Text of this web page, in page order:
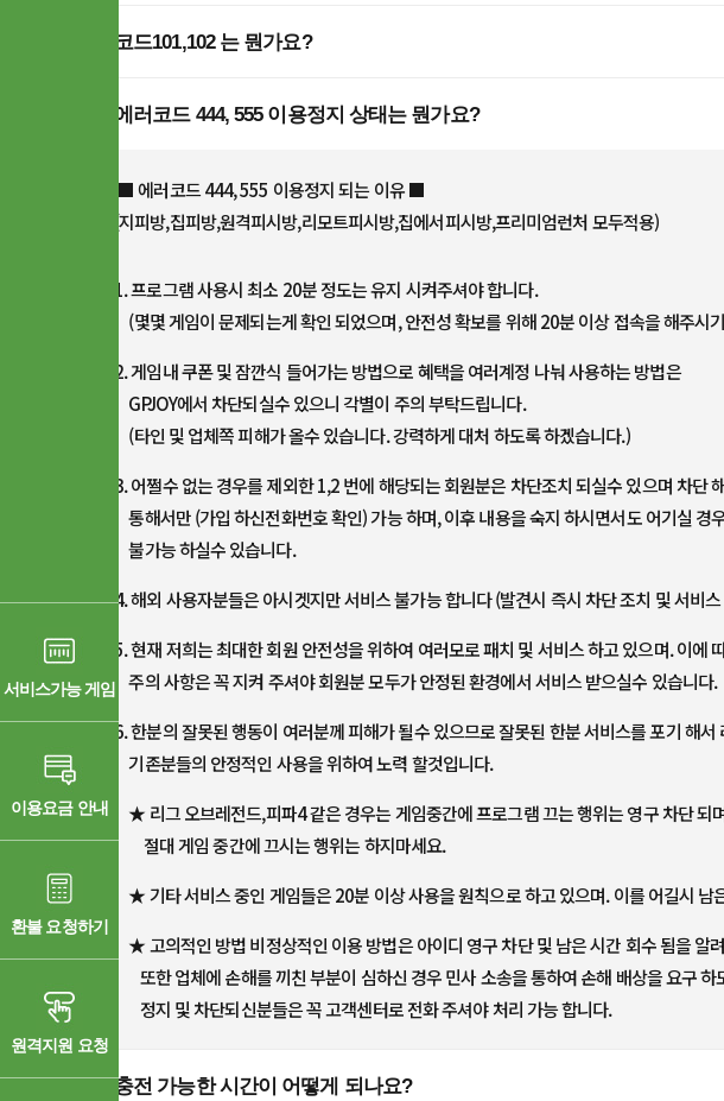
코드101,102 는 뭔가요?
에러코드 444, 555 이용정지 상태는 뭔가요?
■ 에러코드 444, 555 이용정지 되는 이유 ■
(지피방,집피방,원격피시방,리모트피시방,집에서피시방,프리미엄런처 모두적용)
1. 프로그램 사용시 최소 20분 정도는 유지 시켜주셔야 합니다.
(몇몇 게임이 문제되는게 확인 되었으며, 안전성 확보를 위해 20분 이상 접속을 해주시
2. 게임내 쿠폰 및 잠깐식 들어가는 방법으로 혜택을 여러계정 나눠 사용하는 방법은
GPJOY에서 차단되실수 있으니 각별이 주의 부탁드립니다.
(타인 및 업체쪽 피해가 올수 있습니다. 강력하게 대처 하도록 하겠습니다.)
3. 어쩔수 없는 경우를 제외한 1,2 번에 해당되는 회원분은 차단조치 되실수 있으며 차단
통해서만 (가입 하신전화번호 확인) 가능 하며, 이후 내용을 숙지 하시면서도 어기실 경
불가능 하실수 있습니다.
4. 해외 사용자분들은 아시겟지만 서비스 불가능 합니다 (발견시 즉시 차단 조치 및 서비
5. 현재 저희는 최대한 회원 안전성을 위하여 여러모로 패치 및 서비스 하고 있으며. 이에
주의 사항은 꼭 지켜 주셔야 회원분 모두가 안정된 환경에서 서비스 받으실수 있습니다.
6. 한분의 잘못된 행동이 여러분께 피해가 될수 있으므로 잘못된 한분 서비스를 포기 해서
기존분들의 안정적인 사용을 위하여 노력 할것입니다.
★ 리그 오브레전드,피파4 같은 경우는 게임중간에 프로그램 끄는 행위는 영구 차단 되
절대 게임 중간에 끄시는 행위는 하지마세요.
★ 기타 서비스 중인 게임들은 20분 이상 사용을 원칙으로 하고 있으며. 이를 어길시 남
★ 고의적인 방법 비정상적인 이용 방법은 아이디 영구 차단 및 남은 시간 회수 됨을 알
또한 업체에 손해를 끼친 부분이 심하신 경우 민사 소송을 통하여 손해 배상을 요구 하
정지 및 차단되신분들은 꼭 고객센터로 전화 주셔야 처리 가능 합니다.
Q 충전 가능한 시간이 어떻게 되나요?
서비스가능 게임
이용요금 안내
환불 요청하기
원격지원 요청